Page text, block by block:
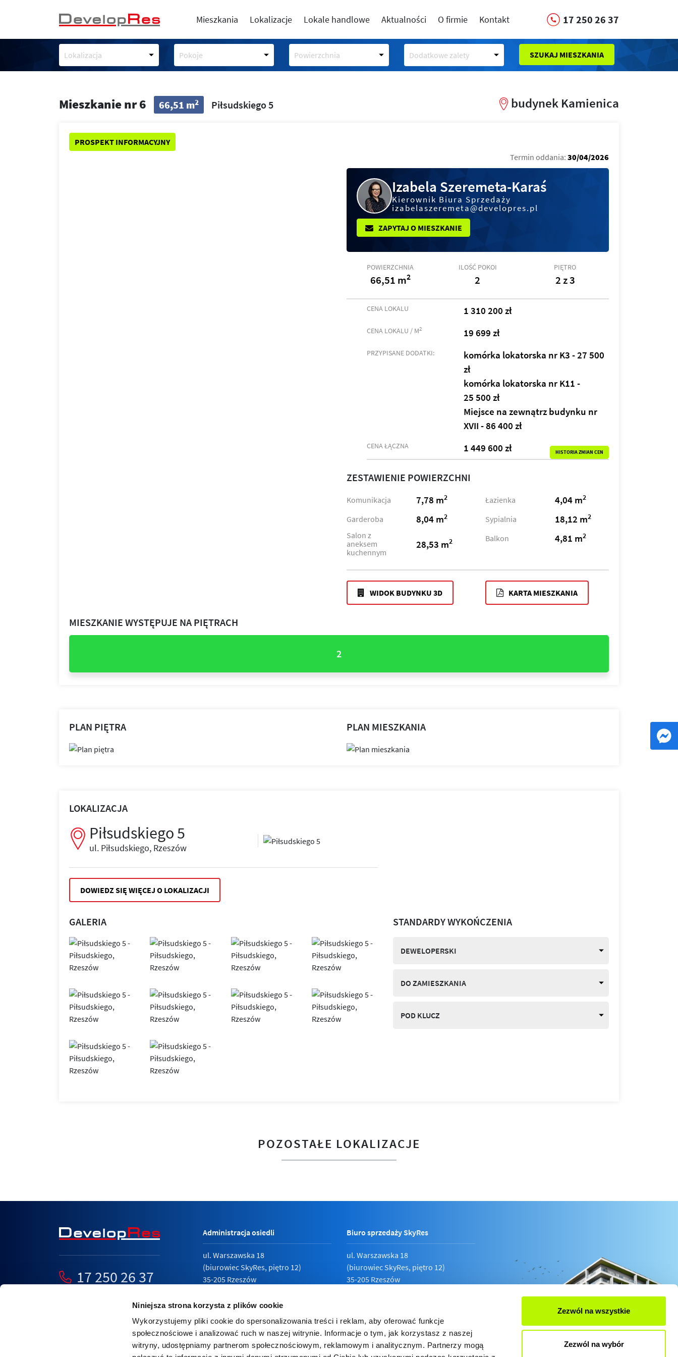
Niniejsza strona korzysta z plików cookie
Wykorzystujemy pliki cookie do spersonalizowania treści i reklam, aby oferować funkcje
społecznościowe i analizować ruch w naszej witrynie. Informacje o tym, jak korzystasz z naszej
witryny, udostępniamy partnerom społecznościowym, reklamowym i analitycznym. Partnerzy mogą
Zezwól na wszystkie
Zezwól na wybór
Mieszkania Lokalizacje Lokale handlowe Aktualności O firmie Kontakt 17 250 26 37
Lokalizacja Pokoje Powierzchnia Dodatkowe zalety SZUKAJ MIESZKANIA
Mieszkanie nr 6 66,51 m2 Piłsudskiego 5 budynek Kamienica
PROSPEKT INFORMACYJNY
Termin oddania: 30/04/2026
Izabela Szeremeta-Karaś
Kierownik Biura Sprzedaży
izabelaszeremeta@developres.pl
ZAPYTAJ O MIESZKANIE
POWIERZCHNIA
66,51 m2
ILOŚĆ POKOI
2
PIĘTRO
2 z 3
CENA LOKALU 1 310 200 zł
CENA LOKALU / M2 19 699 zł
PRZYPISANE DODATKI:
komórka lokatorska nr K3 - 27 500
zł
komórka lokatorska nr K11 -
25 500 zł
Miejsce na zewnątrz budynku nr
XVII - 86 400 zł
CENA ŁĄCZNA 1 449 600 zł HISTORIA ZMIAN CEN
ZESTAWIENIE POWIERZCHNI
Komunikacja 7,78 m2 Łazienka 4,04 m2
Garderoba 8,04 m2 Sypialnia 18,12 m2
Salon z
aneksem
kuchennym
28,53 m2 Balkon 4,81 m2
WIDOK BUDYNKU 3D KARTA MIESZKANIA
MIESZKANIE WYSTĘPUJE NA PIĘTRACH
2
PLAN PIĘTRA PLAN MIESZKANIA
LOKALIZACJA
Piłsudskiego 5
ul. Piłsudskiego, Rzeszów
DOWIEDZ SIĘ WIĘCEJ O LOKALIZACJI
GALERIA STANDARDY WYKOŃCZENIA
DEWELOPERSKI
DO ZAMIESZKANIA
POD KLUCZ
POZOSTAŁE LOKALIZACJE
17 250 26 37
Administracja osiedli
ul. Warszawska 18
(biurowiec SkyRes, piętro 12)
35-205 Rzeszów
17 789 19 87
Biuro sprzedaży SkyRes
ul. Warszawska 18
(biurowiec SkyRes, piętro 12)
35-205 Rzeszów
Polityka prywatności